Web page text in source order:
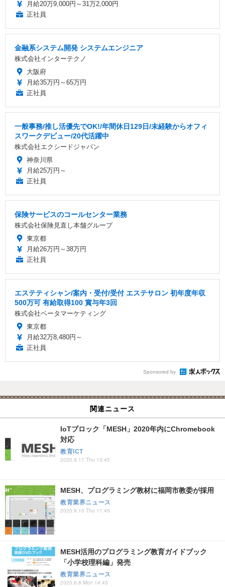
月給20万9,000円～31万2,000円
正社員
金融系システム開発 システムエンジニア
株式会社インターテクノ
大阪府
月給35万円～65万円
正社員
一般事務/推し活優先でOK!/年間休日129日/未経験からオフィ
スワークデビュー/20代活躍中
株式会社エクシードジャパン
神奈川県
月給25万円～
正社員
保険サービスのコールセンター業務
株式会社保険見直し本舗グループ
東京都
月給26万円～38万円
正社員
エステティシャン/案内・受付/受付 エステサロン 初年度年収
500万可 有給取得100 賞与年3回
株式会社ベータマーケティング
東京都
月給32万8,480円～
正社員
Sponsored by
関連ニュース
IoTブロック「MESH」2020年内にChromebook
対応
教育ICT
2020.9.17 Thu 13:45
MESH、プログラミング教材に福岡市教委が採用
教育業界ニュース
2020.9.10 Thu 11:45
MESH活用のプログラミング教育ガイドブック
「小学校理科編」発売
教育業界ニュース
2020.6.8 Mon 14:45